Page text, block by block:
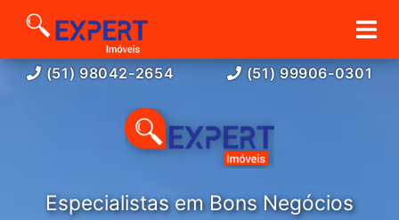
(51) 98042-2654 (51) 99906-0301
Especialistas em Bons Negócios